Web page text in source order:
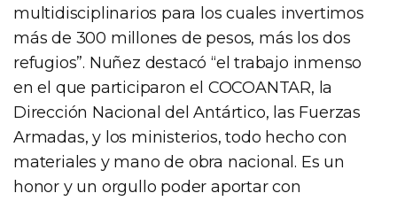
multidisciplinarios para los cuales invertimos
más de 300 millones de pesos, más los dos
refugios”. Nuñez destacó “el trabajo inmenso
en el que participaron el COCOANTAR, la
Dirección Nacional del Antártico, las Fuerzas
Armadas, y los ministerios, todo hecho con
materiales y mano de obra nacional. Es un
honor y un orgullo poder aportar con